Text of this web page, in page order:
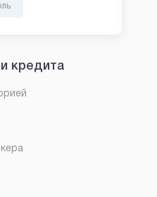
кредита